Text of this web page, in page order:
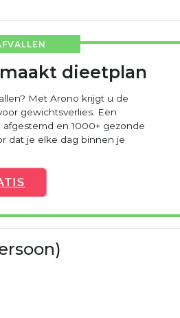
dieetplan
Met Arono krijgt u de
gewichtsverlies. Een
en 1000+ gezonde
dat je elke dag binnen je